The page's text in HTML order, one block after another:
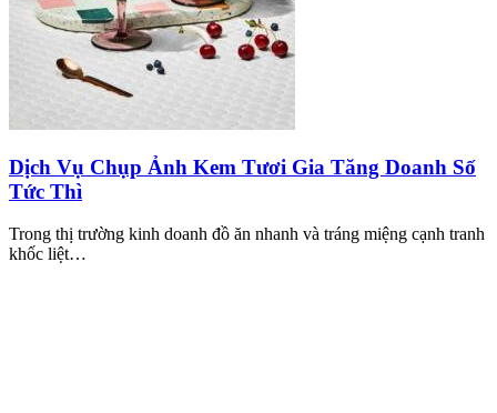
Dịch Vụ Chụp Ảnh Kem Tươi Gia Tăng Doanh Số
Tức Thì
Trong thị trường kinh doanh đồ ăn nhanh và tráng miệng cạnh tranh
khốc liệt…